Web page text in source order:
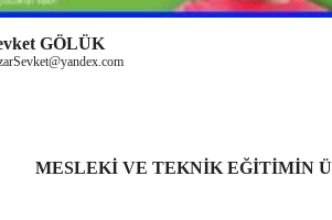
GÖLÜK
MESLEKİ VE TEKNİK EĞİTİMİN